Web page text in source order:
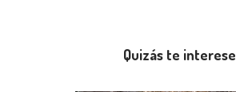
Quizás te interese